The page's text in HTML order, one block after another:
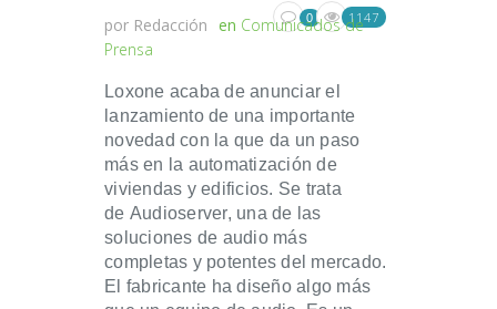
por Redacción en Comunicados de
Prensa
0 1147
Loxone acaba de anunciar el
lanzamiento de una importante
novedad con la que da un paso
más en la automatización de
viviendas y edificios. Se trata
de Audioserver, una de las
soluciones de audio más
completas y potentes del mercado.
El fabricante ha diseño algo más